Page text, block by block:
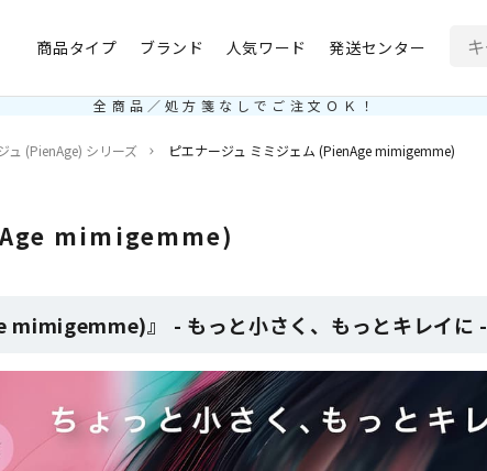
商品タイプ ブランド 人気ワード 発送センター
全商品／処方箋なしでご注文ＯＫ！
ュ (PienAge) シリーズ ピエナージュ ミミジェム (PienAge mimigemme)
mimigemme)
mimigemme)』 - もっと小さく、もっとキレイに -